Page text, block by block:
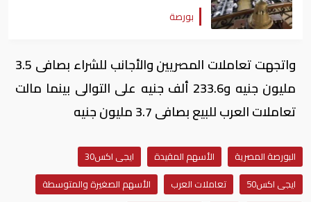
بورصة
واتجهت تعاملات المصريين والأجانب للشراء بصافى 3.5
مليون جنيه و233.6 ألف جنيه على التوالى بينما مالت
تعاملات العرب للبيع بصافى 3.7 مليون جنيه
البورصة المصرية الأسهم المقيدة
ايجى اكس30
ايجى اكس50
تعاملات العرب
الأسهم الصغيرة والمتوسطة